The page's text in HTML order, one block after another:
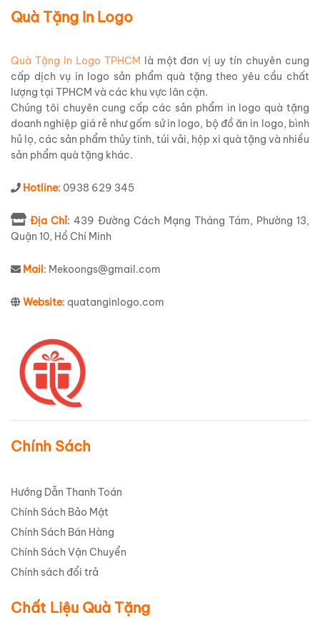
Quà Tặng In Logo
Quà Tặng In Logo TPHCM là một đơn vị uy tín chuyên cung
cấp dịch vụ in logo sản phẩm quà tặng theo yêu cầu chất
lượng tại TPHCM và các khu vực lân cận.
Chúng tôi chuyên cung cấp các sản phẩm in logo quà tặng
doanh nghiệp giá rẻ như gốm sứ in logo, bộ đồ ăn in logo, bình
hủ lọ, các sản phẩm thủy tinh, túi vải, hộp xi quà tặng và nhiều
sản phẩm quà tặng khác.
Hotline: 0938 629 345
Địa Chỉ: 439 Đường Cách Mạng Tháng Tám, Phường 13,
Quận 10, Hồ Chí Minh
Mail: Mekoongs@gmail.com
Website: quatanginlogo.com
Chính Sách
Hướng Dẫn Thanh Toán
Chính Sách Bảo Mật
Chính Sách Bán Hàng
Chính Sách Vận Chuyển
Chính sách đổi trả
Chất Liệu Quà Tặng